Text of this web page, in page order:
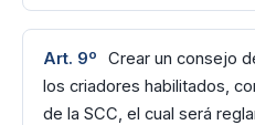
Art. 9º
Crear un consejo
los criadores habilitados,
de la SCC, el cual será